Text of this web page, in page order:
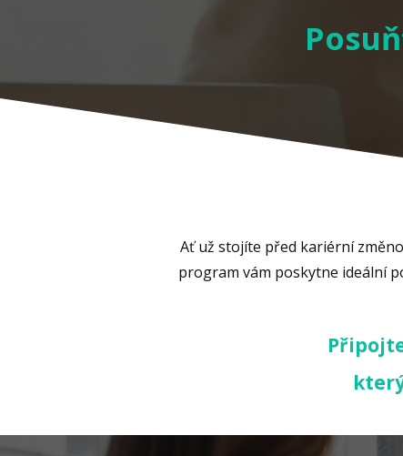
Ať už stojíte před kariérní
program vám poskytne ideální